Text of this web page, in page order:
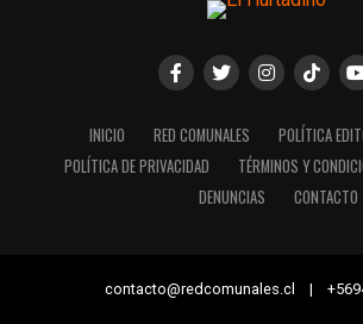
INICIO RED COMUNALES
POLÍTICA
POLÍTICA DE PRIVACIDAD
TÉRMINOS Y
DENUNCIAS
CONTACTO
contacto@redcomunales.cl |